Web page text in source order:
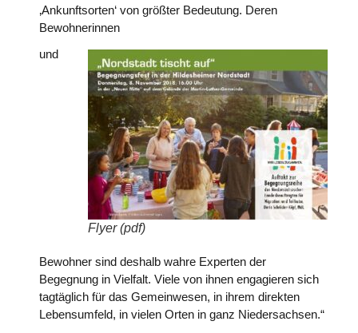
‚Ankunftsorten‘ von größter Bedeutung. Deren
Bewohnerinnen
Flyer (pdf)
und
Bewohner sind deshalb wahre Experten der
Begegnung in Vielfalt. Viele von ihnen engagieren sich
tagtäglich für das Gemeinwesen, in ihrem direkten
Lebensumfeld, in vielen Orten in ganz Niedersachsen.“